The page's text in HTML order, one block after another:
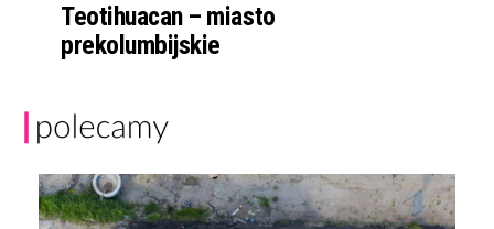
Teotihuacan – miasto
prekolumbijskie